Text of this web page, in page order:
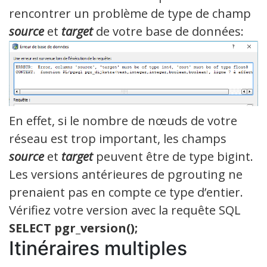
rencontrer un problème de type de champ
source et target de votre base de données:
En effet, si le nombre de nœuds de votre
réseau est trop important, les champs
source et target peuvent être de type bigint.
Les versions antérieures de pgrouting ne
prenaient pas en compte ce type d’entier.
Vérifiez votre version avec la requête SQL
SELECT pgr_version();
Itinéraires multiples